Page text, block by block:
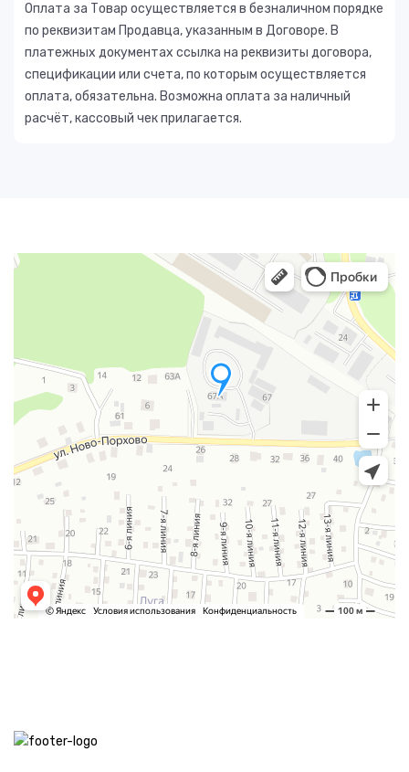
Оплата за Товар осуществляется в безналичном порядке
по реквизитам Продавца, указанным в Договоре. В
платежных документах ссылка на реквизиты договора,
спецификации или счета, по которым осуществляется
оплата, обязательна. Возможна оплата за наличный
расчёт, кассовый чек прилагается.